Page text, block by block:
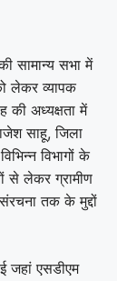
सामान्य सभा में
लेकर व्यापक
की अध्यक्षता में
साहू, जिला
विभागों के
से लेकर ग्रामीण
तक के मुद्दों
जहां एसडीएम